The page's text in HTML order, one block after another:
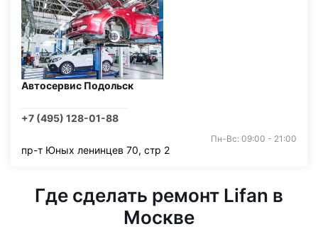
Автосервис Подольск
+7 (495) 128-01-88
Пн-Вс: 09:00 - 21:00
пр-т Юных ленинцев 70, стр 2
Где сделать ремонт Lifan в
Москве